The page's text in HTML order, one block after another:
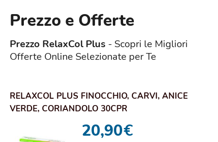
Prezzo e Offerte
Prezzo RelaxCol Plus - Scopri le Migliori
Offerte Online Selezionate per Te
RELAXCOL PLUS FINOCCHIO, CARVI, ANICE
VERDE, CORIANDOLO 30CPR
20,90€